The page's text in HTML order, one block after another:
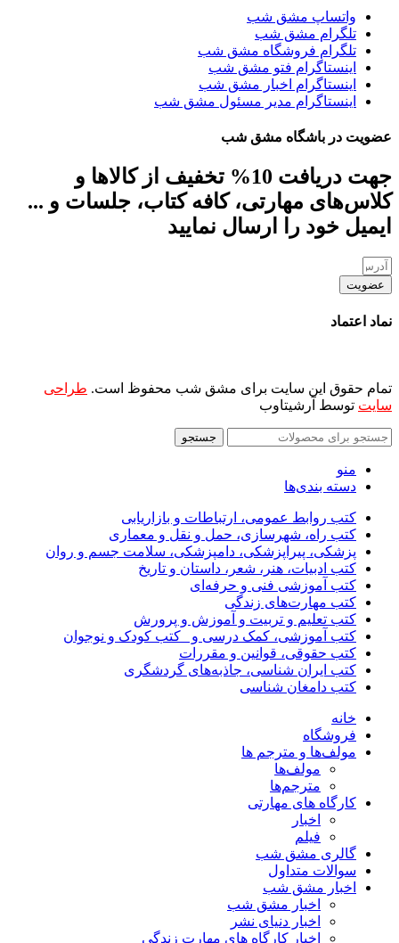
واتساپ مشق شب
تلگرام مشق شب
تلگرام فروشگاه مشق شب
اینستاگرام فتو مشق شب
اینستاگرام اخبار مشق شب
اینستاگرام مدیر مسئول مشق شب
عضویت در باشگاه مشق شب
جهت دریافت 10% تخفیف از کالاها و
کلاس‌های مهارتی، کافه کتاب، جلسات و ...
ایمیل خود را ارسال نمایید
عضویت
نماد اعتماد
تمام حقوق این سایت برای مشق شب محفوظ است. طراحی
سایت توسط آرشیتاوب
جستجو
منو
دسته بندی‌ها
کتب روابط عمومی، ارتباطات و بازاریابی
کتب راه، شهرسازی، حمل و نقل و معماری
پزشکی، پیراپزشکی، دامپزشکی، سلامت جسم و روان
کتب ادبیات، هنر، شعر، داستان و تاریخ
کتب آموزشی فنی و حرفه‌ای
کتب مهارت‌های زندگی
کتب تعلیم و تربیت و آموزش و پرورش
کتب آموزشی، کمک درسی و _کتب کودک و نوجوان
کتب حقوقی، قوانین و مقررات
کتب ایران شناسی، جاذبه‌های گردشگری
کتب دامغان شناسی
خانه
فروشگاه
مولف‌ها و مترجم ها
مولف‌ها
مترجم‌ها
کارگاه های مهارتی
اخبار
فیلم
گالری مشق شب
سوالات متداول
اخبار مشق شب
اخبار مشق شب
اخبار دنیای نشر
اخبار کارگاه های مهارت زندگی